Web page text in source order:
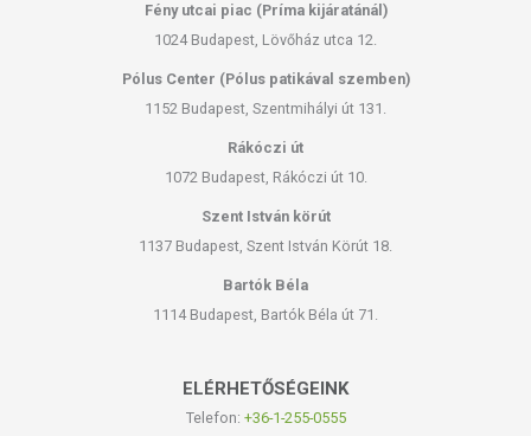
Fény utcai piac (Príma kijáratánál)
1024 Budapest, Lövőház utca 12.
Pólus Center (Pólus patikával szemben)
1152 Budapest, Szentmihályi út 131.
Rákóczi út
1072 Budapest, Rákóczi út 10.
Szent István körút
1137 Budapest, Szent István Körút 18.
Bartók Béla
1114 Budapest, Bartók Béla út 71.
ELÉRHETŐSÉGEINK
Telefon: +36-1-255-0555